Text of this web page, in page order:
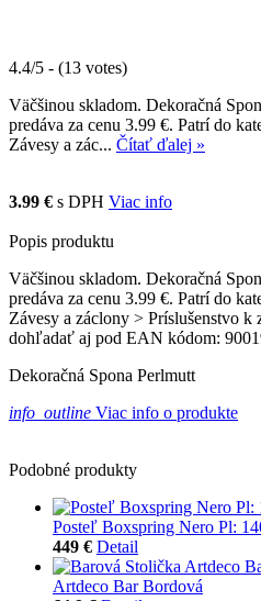
4.4/5 - (13 votes)
Väčšinou skladom. Dekoračná
predáva za cenu 3.99 €. Patrí do
Závesy a zác... Čítať ďalej »
3.99 € s DPH Viac info
Popis produktu
Väčšinou skladom. Dekoračná
predáva za cenu 3.99 €. Patrí do
Závesy a záclony > Príslušenstvo k
dohľadať aj pod EAN kódom:
Dekoračná Spona Perlmutt
info_outline Viac info o produkte
Podobné produkty
Posteľ Boxspring Nero Pl:
449 € Detail
Artdeco Bar Bordová